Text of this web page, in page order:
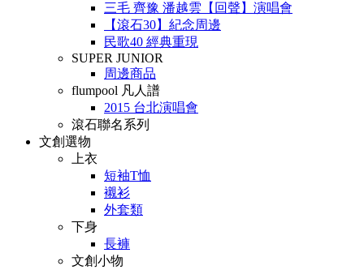
三毛 齊豫 潘越雲【回聲】演唱會
【滾石30】紀念周邊
民歌40 經典重現
SUPER JUNIOR
周邊商品
flumpool 凡人譜
2015 台北演唱會
滾石聯名系列
文創選物
上衣
短袖T恤
襯衫
外套類
下身
長褲
文創小物